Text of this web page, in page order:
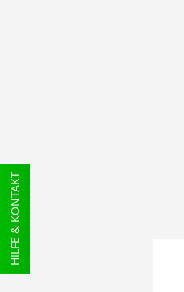
HILFE & KONTAKT